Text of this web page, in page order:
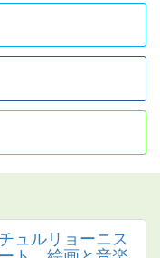
ュルリョーニス